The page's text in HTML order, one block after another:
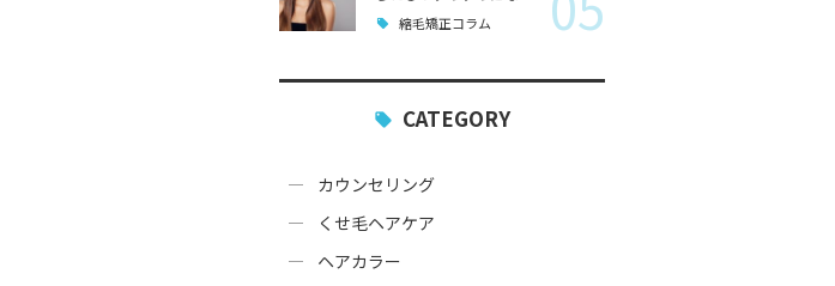
縮毛矯正コラム
CATEGORY
カウンセリング
くせ毛ヘアケア
ヘアカラー